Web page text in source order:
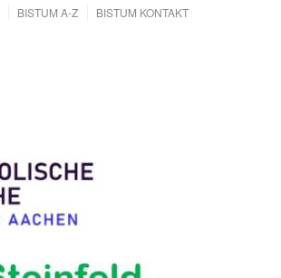
BISTUM A-Z BISTUM KONTAKT